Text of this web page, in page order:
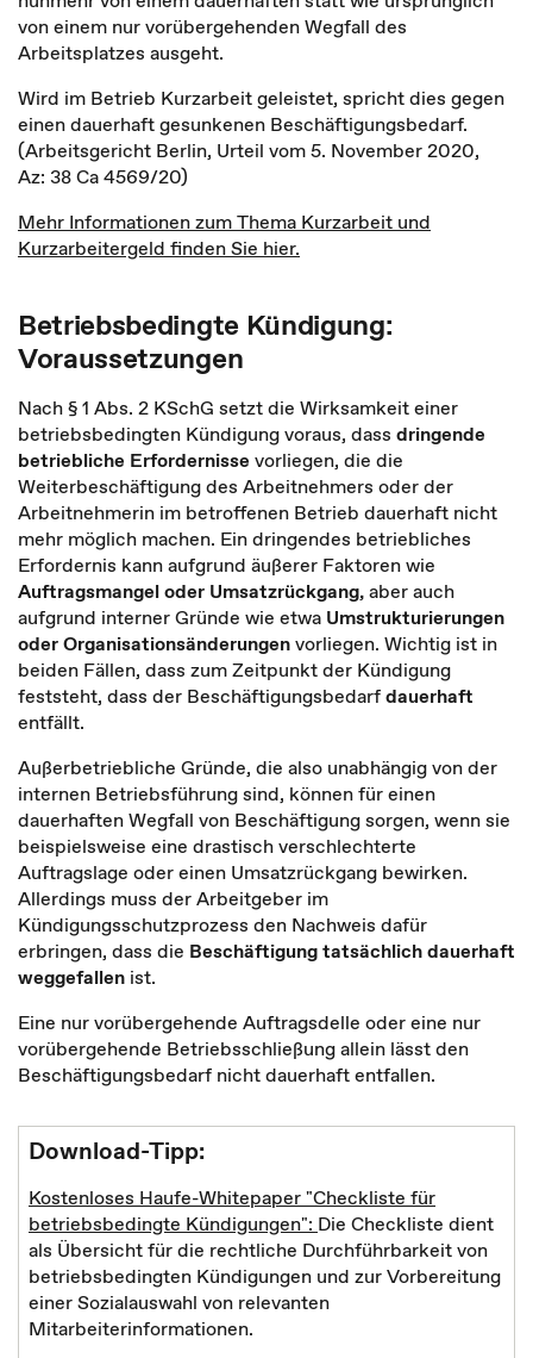
von einem nur vorübergehenden Wegfall des
Arbeitsplatzes ausgeht.
Wird im Betrieb Kurzarbeit geleistet, spricht dies gegen
einen dauerhaft gesunkenen Beschäftigungsbedarf.
(Arbeitsgericht Berlin, Urteil vom 5. November 2020,
Az: 38 Ca 4569/20)
Mehr Informationen zum Thema Kurzarbeit und
Kurzarbeitergeld finden Sie hier.
Betriebsbedingte Kündigung:
Voraussetzungen
Nach § 1 Abs. 2 KSchG setzt die Wirksamkeit einer
betriebsbedingten Kündigung voraus, dass dringende
betriebliche Erfordernisse vorliegen, die die
Weiterbeschäftigung des Arbeitnehmers oder der
Arbeitnehmerin im betroffenen Betrieb dauerhaft nicht
mehr möglich machen. Ein dringendes betriebliches
Erfordernis kann aufgrund äußerer Faktoren wie
Auftragsmangel oder Umsatzrückgang,aber auch
aufgrund interner Gründe wie etwa Umstrukturierungen
oder Organisationsänderungenvorliegen. Wichtig ist in
beiden Fällen, dass zum Zeitpunkt der Kündigung
feststeht, dass der Beschäftigungsbedarfdauerhaft
entfällt.
Außerbetriebliche Gründe, die also unabhängig von der
internen Betriebsführung sind, können für einen
dauerhaften Wegfall von Beschäftigung sorgen, wenn sie
beispielsweise eine drastisch verschlechterte
Auftragslage oder einen Umsatzrückgang bewirken.
Allerdings muss der Arbeitgeber im
Kündigungsschutzprozess den Nachweis dafür
erbringen, dass die Beschäftigung tatsächlich dauerhaft
weggefallen ist.
Eine nur vorübergehende Auftragsdelle oder eine nur
vorübergehende Betriebsschließung allein lässt den
Beschäftigungsbedarf nicht dauerhaft entfallen.
Download-Tipp:
Kostenloses Haufe-Whitepaper "Checkliste für
betriebsbedingte Kündigungen": Die Checkliste dient
als Übersicht für die rechtliche Durchführbarkeit von
betriebsbedingten Kündigungen und zur Vorbereitung
einer Sozialauswahl von relevanten
Mitarbeiterinformationen.